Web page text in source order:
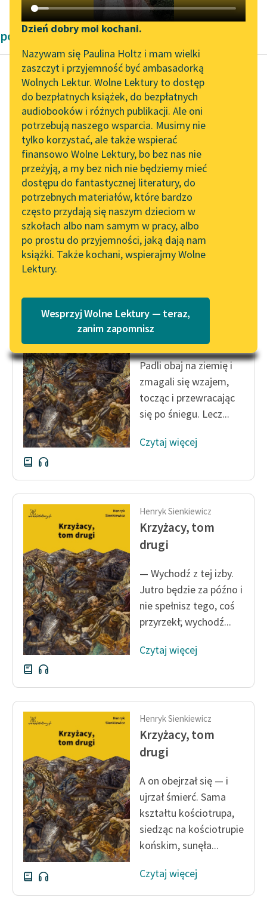
Katalog DAISY
Podkasty o książkach
Zgłoś brak utworu
Aktualności
„Prokurator Alicja Horn”
do słuchania
Byliśmy częścią AI Impact
Lab
Zapraszamy na spotkanie
online z tłumaczkami
literatury skandynawskiej
Spotkanie z Katarzyną
Tunkiel w Oslo
102. lata temu zmarł
Joseph Conrad
Lektury szkolne i klasyka
literatury do słuchania dla
uczennic i uczniów z
niepełnosprawnościami
E-kolekcja lektur
szkolnych i literatury do
słuchania dla uczennic i
uczniów z
niepełnosprawnościami
Feministyczne inspiracje.
skandynawskiej literatury
feministycznej
Ręce pełne poezji
Kolekcje edukacyjne
twórców przechodzących
do domeny publicznej,
lektur szkolnych oraz
Starego Testamentu
Odkurzamy bohaterów
Szkoła Poezji Wolnych
Lektur
Narzędzia
Mapa Wolnych Lektur
Leśmianator
Przewodnik dla piszących i
czytających
API
OAI-PMH
Widget Wolnych Lektur
Przypisy
Katalog w formacie PDF
O nas
O projekcie
Zespół
Zasady wykorzystania
Wolnych Lektur
Logotypy
Materiały promocyjne
Dzień dobry moi kochani.
Nazywam się Paulina Holtz i mam wielki
zaszczyt i przyjemność być ambasadorką
Wolnych Lektur. Wolne Lektury to dostęp
do bezpłatnych książek, do bezpłatnych
audiobooków i różnych publikacji. Ale oni
potrzebują naszego wsparcia. Musimy nie
tylko korzystać, ale także wspierać
finansowo Wolne Lektury, bo bez nas nie
przeżyją, a my bez nich nie będziemy mieć
dostępu do fantastycznej literatury, do
potrzebnych materiałów, które bardzo
często przydają się naszym dzieciom w
szkołach albo nam samym w pracy, albo
po prostu do przyjemności, jaką dają nam
książki. Także kochani, wspierajmy Wolne
Lektury.
Wesprzyj Wolne Lektury — teraz,
zanim zapomnisz
powieści Henryka Sienkiewicza
Henryk Sienkiewicz
Krzyżacy, tom
drugi
Strasznych, podobnych
do uderzeń burzy jego
ciosów nie mógł już
Krzyżak pochwycić ni
im wydążyć...
Czytaj więcej
Henryk Sienkiewicz
Krzyżacy, tom
drugi
Padli obaj na ziemię i
zmagali się wzajem,
tocząc i przewracając
się po śniegu. Lecz...
Czytaj więcej
Henryk Sienkiewicz
Krzyżacy, tom
drugi
— Wychodź z tej izby.
Jutro będzie za późno i
nie spełnisz tego, coś
przyrzekł; wychodź...
Czytaj więcej
Henryk Sienkiewicz
Krzyżacy, tom
drugi
A on obejrzał się — i
ujrzał śmierć. Sama
kształtu kościotrupa,
siedząc na kościotrupie
końskim, sunęła...
Czytaj więcej